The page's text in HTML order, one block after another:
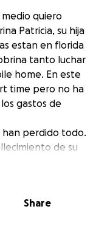
medio quiero
Patricia, su hija
estan en florida
tanto luchar
home. En este
time pero no ha
gastos de
han perdido todo.
de su
asi nunca se ha
dinero para algun
Share